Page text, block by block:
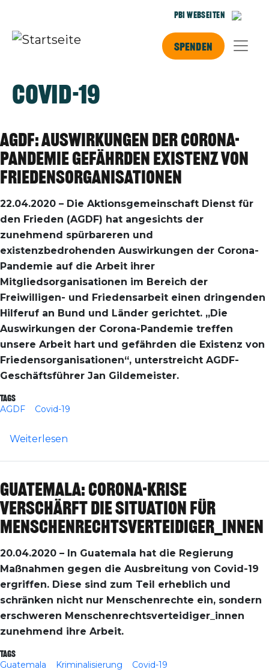
PBI Webseiten
Spenden
Covid-19
AGDF: Auswirkungen der Corona-
Pandemie gefährden Existenz von
Friedensorganisationen
22.04.2020 – Die Aktionsgemeinschaft Dienst für
den Frieden (AGDF) hat angesichts der
zunehmend spürbareren und
existenzbedrohenden Auswirkungen der Corona-
Pandemie auf die Arbeit ihrer
Mitgliedsorganisationen im Bereich der
Freiwilligen- und Friedensarbeit einen dringenden
Hilferuf an Bund und Länder gerichtet. „Die
Auswirkungen der Corona-Pandemie treffen
unsere Arbeit hart und gefährden die Existenz von
Friedensorganisationen“, unterstreicht AGDF-
Geschäftsführer Jan Gildemeister.
Tags
AGDF Covid-19
Weiterlesen
Guatemala: Corona-Krise
verschärft die Situation für
Menschenrechtsverteidiger_innen
20.04.2020 – In Guatemala hat die Regierung
Maßnahmen gegen die Ausbreitung von Covid-19
ergriffen. Diese sind zum Teil erheblich und
schränken nicht nur Menschenrechte ein, sondern
erschweren Menschenrechtsverteidiger_innen
zunehmend ihre Arbeit.
Tags
Guatemala Kriminalisierung Covid-19